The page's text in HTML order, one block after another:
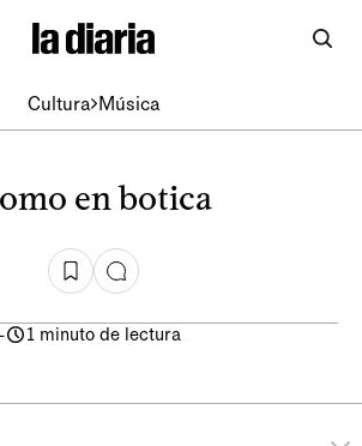
Cultura Música
en botica
1 minuto de lectura